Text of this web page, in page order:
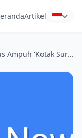
Artikel
Inbox Nol Garansi: Jurus Ampuh 'Kotak Surat Sekali Pakai' Biar Nggak Pusing Spam